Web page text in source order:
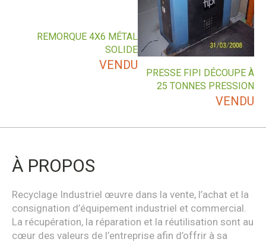
PRESSE FIPI DÉCOUPE À
25 TONNES PRESSION
VENDU
REMORQUE 4X6 MÉTAL
SOLIDE
VENDU
À PROPOS
Recyclage Industriel œuvre dans la vente, l’achat et la
consignation d’équipement industriel et commercial.
La récupération, la réparation et la réutilisation sont au
cœur des valeurs de l’entreprise afin d’offrir à sa